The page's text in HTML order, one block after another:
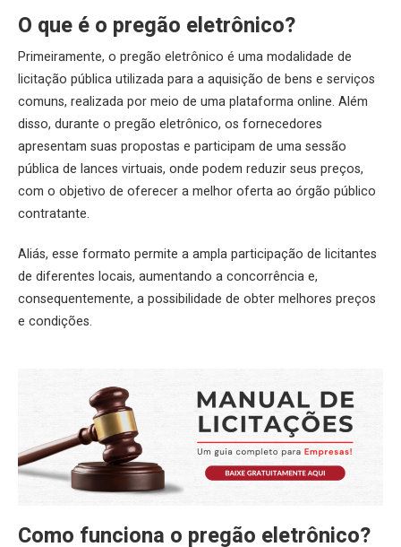
O que é o pregão eletrônico?
Primeiramente, o pregão eletrônico é uma modalidade de
licitação pública utilizada para a aquisição de bens e serviços
comuns, realizada por meio de uma plataforma online. Além
disso, durante o pregão eletrônico, os fornecedores
apresentam suas propostas e participam de uma sessão
pública de lances virtuais, onde podem reduzir seus preços,
com o objetivo de oferecer a melhor oferta ao órgão público
contratante.
Aliás, esse formato permite a ampla participação de licitantes
de diferentes locais, aumentando a concorrência e,
consequentemente, a possibilidade de obter melhores preços
e condições.
Como funciona o pregão eletrônico?